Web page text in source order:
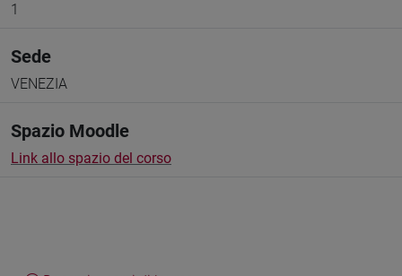
1
Sede
VENEZIA
Spazio Moodle
Link allo spazio del corso